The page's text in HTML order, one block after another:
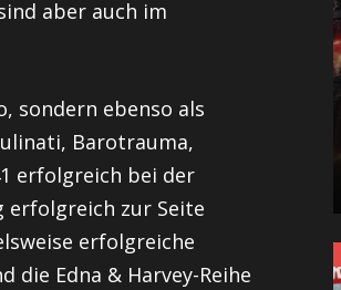
aber auch im
sondern ebenso als
Barotrauma,
erfolgreich bei der
erfolgreich zur Seite
erfolgreiche
die Edna & Harvey-Reihe